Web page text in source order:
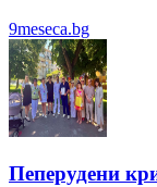
9meseca.bg
Пеперудени